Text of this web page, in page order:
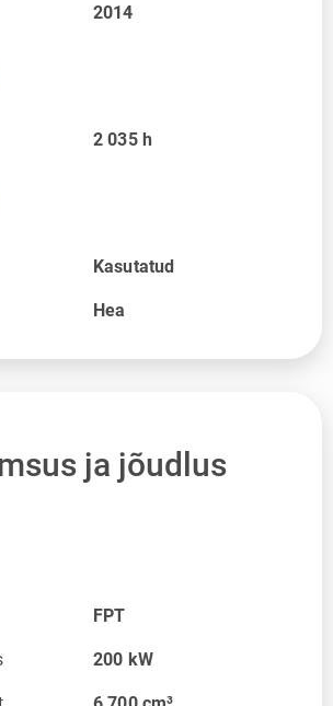
2014
2 035 h
Kasutatud
Hea
ja jõudlus
FPT
200 kW